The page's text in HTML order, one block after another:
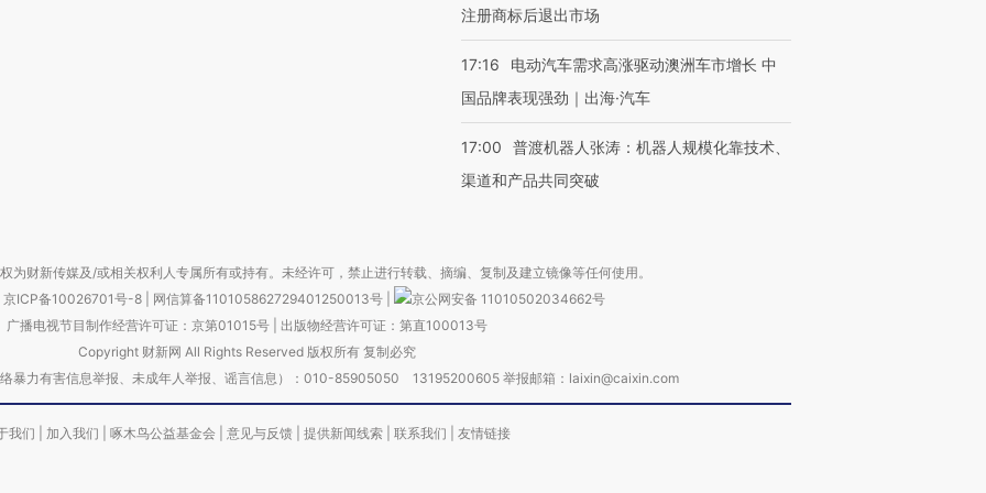
注册商标后退出市场
17:16
电动汽车需求高涨驱动澳洲车市增长 中
国品牌表现强劲｜出海·汽车
17:00
普渡机器人张涛：机器人规模化靠技术、
渠道和产品共同突破
为财新传媒及/或相关权利人专属所有或持有。未经许可，禁止进行转载、摘编、复制及建立镜像等任何使用。
京ICP备10026701号-8
网信算备110105862729401250013号
京公网安备 11010502034662号
广播电视节目制作经营许可证：京第01015号| 出版物经营许可证：第直100013号
Copyright 财新网 All Rights Reserved 版权所有 复制必究
暴力有害信息举报、未成年人举报、谣言信息）：010-85905050 13195200605 举报邮箱：laixin@caixin.com
我们 加入我们 啄木鸟公益基金会 意见与反馈 提供新闻线索 联系我们 友情链接